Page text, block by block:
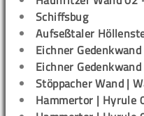
Schiffsbug
Aufseßtaler
Eichner Gedenkwand
Eichner
Stöppacher Wand |
Hammertor | Hyrule